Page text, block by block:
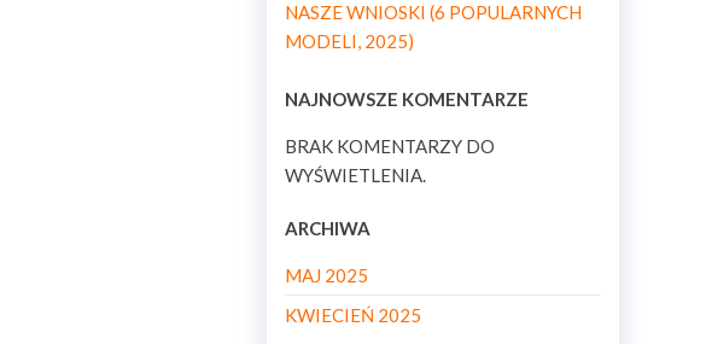
NASZE WNIOSKI (6 POPULARNYCH
MODELI, 2025)
NAJNOWSZE KOMENTARZE
BRAK KOMENTARZY DO
WYŚWIETLENIA.
ARCHIWA
MAJ 2025
KWIECIEŃ 2025